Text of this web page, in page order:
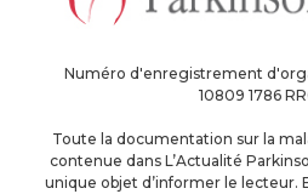
Numéro d'enregistrement
10809 1786
Toute la documentation sur la
contenue dans L’Actualité
unique objet d’informer le lecteur.